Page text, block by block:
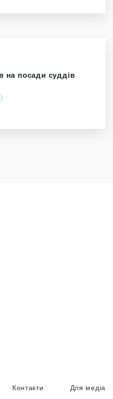
на посади суддів
Контакти Для медіа